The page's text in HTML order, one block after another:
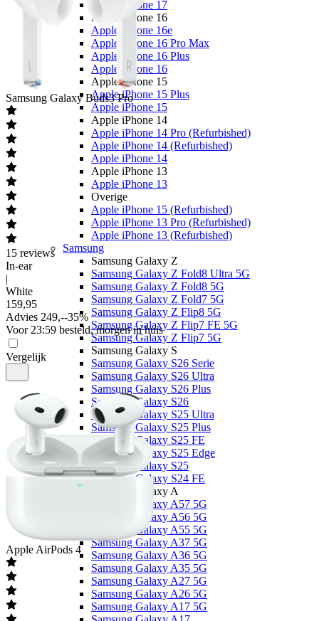
Apple iPhone 17
Apple iPhone 16
Apple iPhone 16e
Apple iPhone 16 Pro Max
Apple iPhone 16 Plus
Apple iPhone 16
Apple iPhone 15
Apple iPhone 15 Plus
Apple iPhone 15
Apple iPhone 14
Apple iPhone 14 Pro (Refurbished)
Apple iPhone 14 (Refurbished)
Apple iPhone 14
Apple iPhone 13
Apple iPhone 13
Overige
Apple iPhone 15 (Refurbished)
Apple iPhone 13 Pro (Refurbished)
Apple iPhone 13 (Refurbished)
Samsung
Samsung Galaxy Z
Samsung Galaxy Z Fold8 Ultra 5G
Samsung Galaxy Z Fold8 5G
Samsung Galaxy Z Fold7 5G
Samsung Galaxy Z Flip8 5G
Samsung Galaxy Z Flip7 FE 5G
Samsung Galaxy Z Flip7 5G
Samsung Galaxy S
Samsung Galaxy S26 Serie
Samsung Galaxy S26 Ultra
Samsung Galaxy S26 Plus
Samsung Galaxy S26
Samsung Galaxy S25 Ultra
Samsung Galaxy S25 Plus
Samsung Galaxy S25 FE
Samsung Galaxy S25 Edge
Samsung Galaxy S25
Samsung Galaxy S24 FE
Samsung Galaxy A
Samsung Galaxy A57 5G
Samsung Galaxy A56 5G
Samsung Galaxy A55 5G
Samsung Galaxy A37 5G
Samsung Galaxy A36 5G
Samsung Galaxy A35 5G
Samsung Galaxy A27 5G
Samsung Galaxy A26 5G
Samsung Galaxy A17 5G
Samsung Galaxy Buds3 Pro
15 reviews
In-ear
|
White
159,95
Advies 249,--35%
Voor 23:59 besteld, morgen in huis
Vergelijk
Apple AirPods 4